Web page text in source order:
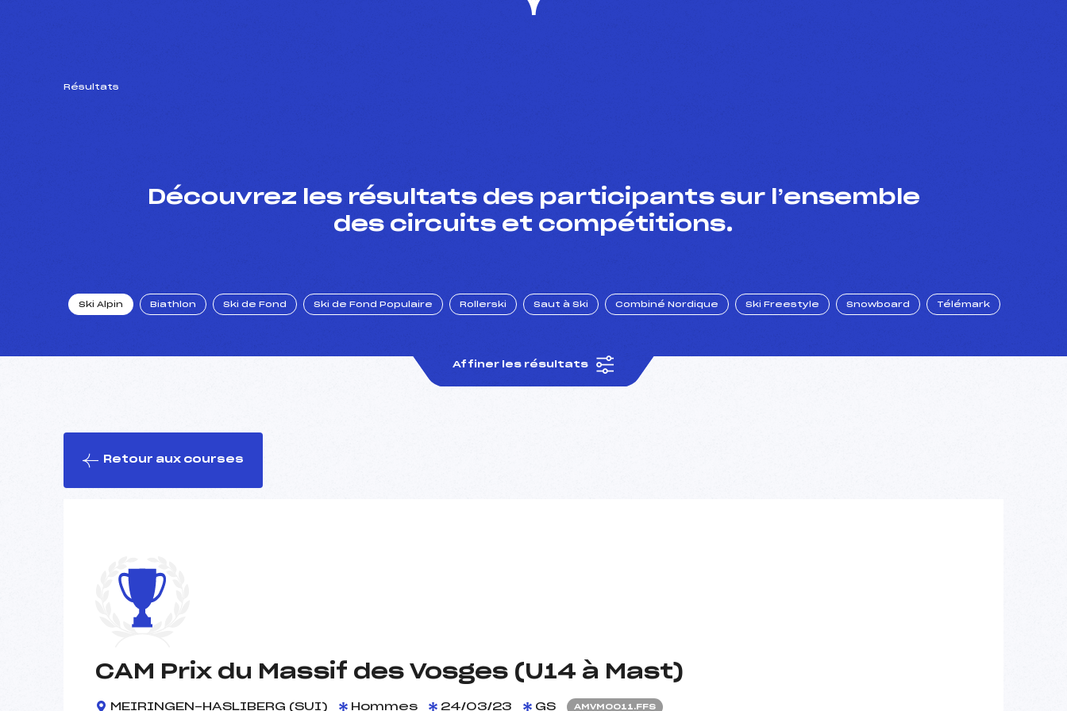
Résultats
Découvrez les résultats des participants sur l’ensemble
des circuits et compétitions.
Ski Alpin Biathlon Ski de Fond Ski de Fond Populaire Rollerski Saut à Ski Combiné Nordique Ski Freestyle Snowboard Télémark
Affiner les résultats
Retour aux courses
CAM Prix du Massif des Vosges (U14 à Mast)
MEIRINGEN-HASLIBERG (SUI) Hommes 24/03/23 GS AMVM0011.FFS